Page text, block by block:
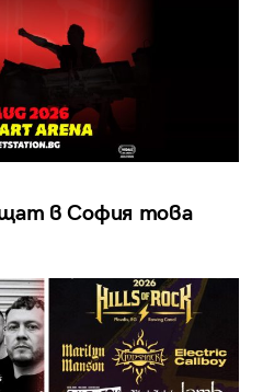
в София това